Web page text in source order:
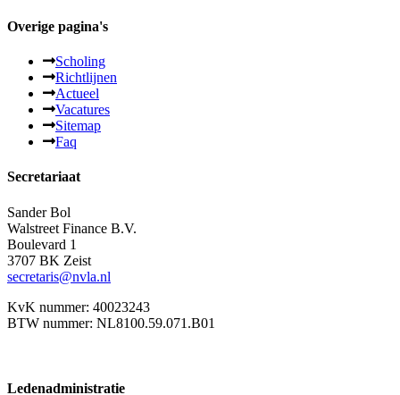
Overige pagina's
Scholing
Richtlijnen
Actueel
Vacatures
Sitemap
Faq
Secretariaat
Sander Bol
Walstreet Finance B.V.
Boulevard 1
3707 BK Zeist
secretaris@nvla.nl
KvK nummer: 40023243
BTW nummer: NL8100.59.071.B01
Ledenadministratie